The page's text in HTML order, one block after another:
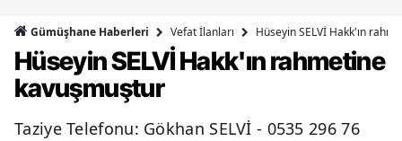
Bingöl
Bolu
Gümüşhane Haberleri Vefat İlanları Hüseyin SELVİ Hakk'ın
Hüseyin SELVİ Hakk'ın rahmetine
kavuşmuştur
Taziye Telefonu: Gökhan SELVİ - 0535 296 76